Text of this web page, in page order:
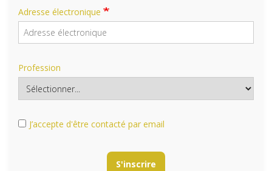
Adresse électronique
Profession
J’accepte d'être contacté par email
S'inscrire